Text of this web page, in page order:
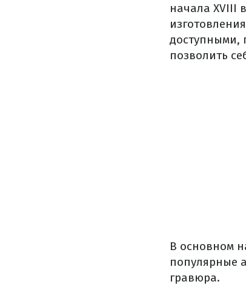
начала XVIII
доступными,
позволить
В основном
популярные
гравюра.